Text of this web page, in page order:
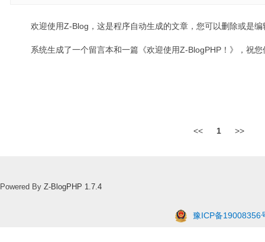
欢迎使用Z-Blog，这是程序自动生成的文章，您可以删除或是编
系统生成了一个留言本和一篇《欢迎使用Z-BlogPHP！》，祝
<< 1 >>
Powered By Z-BlogPHP 1.7.4
豫ICP备19008356